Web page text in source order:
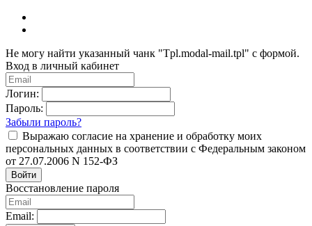
Не могу найти указанный чанк "Tpl.modal-mail.tpl" с формой.
Вход в личный кабинет
Логин:
Пароль:
Забыли пароль?
Выражаю согласие на хранение и обработку моих
персональных данных в соответствии с Федеральным законом
от 27.07.2006 N 152-ФЗ
Войти
Восстановление пароля
Email: